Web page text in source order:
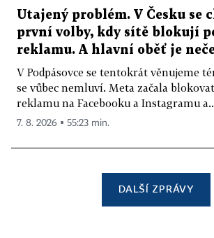
Utajený problém. V Česku se
první volby, kdy sítě blokují
reklamu. A hlavní oběť je
V Podpásovce se tentokrát věnujeme
se vůbec nemluví. Meta začala
reklamu na Facebooku a Instagramu
7. 8. 2026 ▪ 55:23 min.
DALŠÍ ZPRÁVY